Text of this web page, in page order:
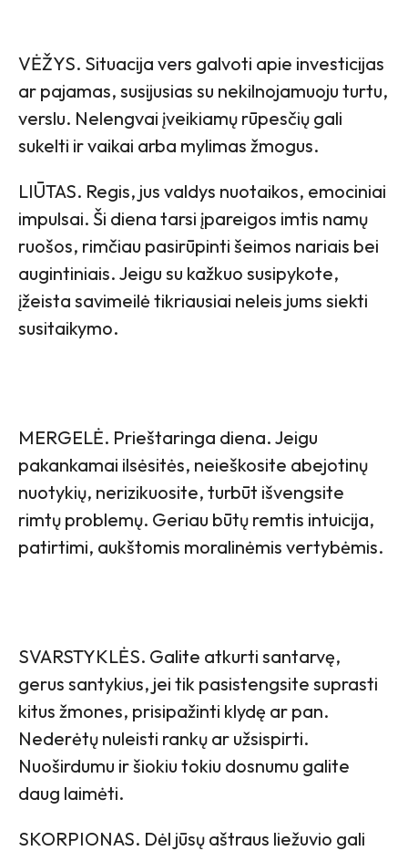
VĖŽYS. Situacija vers galvoti apie investicijas
ar pajamas, susijusias su nekilnojamuoju turtu,
verslu. Nelengvai įveikiamų rūpesčių gali
sukelti ir vaikai arba mylimas žmogus.
LIŪTAS. Regis, jus valdys nuotaikos, emociniai
impulsai. Ši diena tarsi įpareigos imtis namų
ruošos, rimčiau pasirūpinti šeimos nariais bei
augintiniais. Jeigu su kažkuo susipykote,
įžeista savimeilė tikriausiai neleis jums siekti
susitaikymo.
MERGELĖ. Prieštaringa diena. Jeigu
pakankamai ilsėsitės, neieškosite abejotinų
nuotykių, nerizikuosite, turbūt išvengsite
rimtų problemų. Geriau būtų remtis intuicija,
patirtimi, aukštomis moralinėmis vertybėmis.
SVARSTYKLĖS. Galite atkurti santarvę,
gerus santykius, jei tik pasistengsite suprasti
kitus žmones, prisipažinti klydę ar pan.
Nederėtų nuleisti rankų ar užsispirti.
Nuoširdumu ir šiokiu tokiu dosnumu galite
daug laimėti.
SKORPIONAS. Dėl jūsų aštraus liežuvio gali